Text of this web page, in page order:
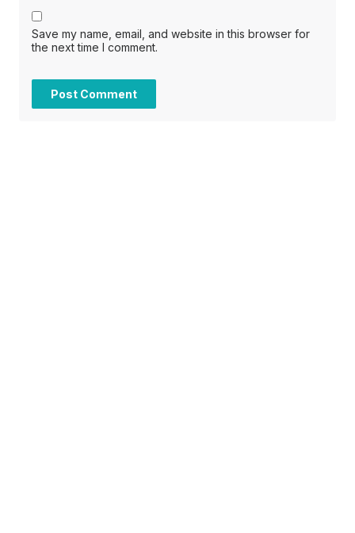
Save my name, email, and website in this browser for
the next time I comment.